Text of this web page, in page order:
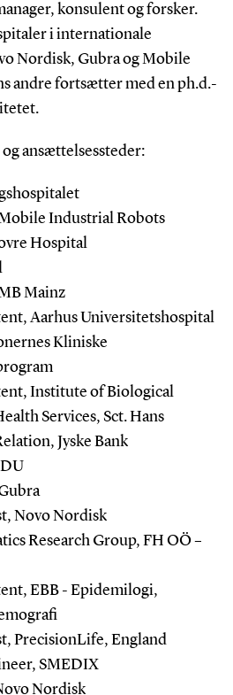
konsulent og forsker.
i internationale
Nordisk, Gubra og Mobile
andre fortsætter med en ph.d.-
ansættelsessteder:
Industrial Robots
Hospital
Mainz
Aarhus Universitetshospital
Kliniske
Institute of Biological
Services, Sct. Hans
Jyske Bank
Novo Nordisk
Research Group, FH OÖ –
EBB - Epidemilogi,
PrecisionLife, England
SMEDIX
Nordisk